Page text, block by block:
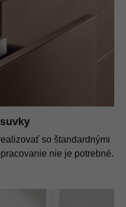
so štandardnými
nie je potrebné.